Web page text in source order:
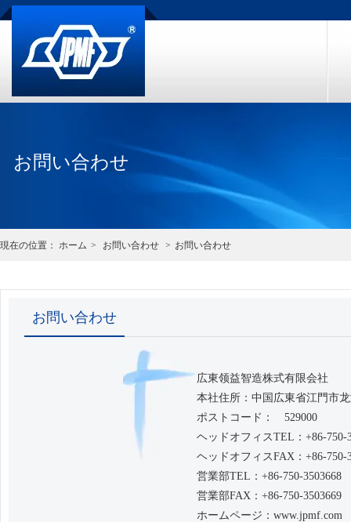
お問い合わせ
現在の位置： ホーム > お問い合わせ > お問い合わせ
お問い合わせ
広東领益智造株式有限会社
本社住所：中国広東省江門市
ポストコード： 529000
ヘッドオフィスTEL：+86-750-
ヘッドオフィスFAX：+86-750-
営業部TEL：+86-750-3503668
営業部FAX：+86-750-3503669
ホームページ：